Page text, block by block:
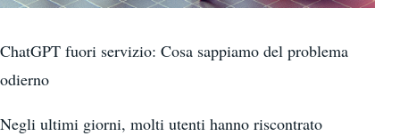
ChatGPT fuori servizio: Cosa sappiamo del problema
odierno
Negli ultimi giorni, molti utenti hanno riscontrato